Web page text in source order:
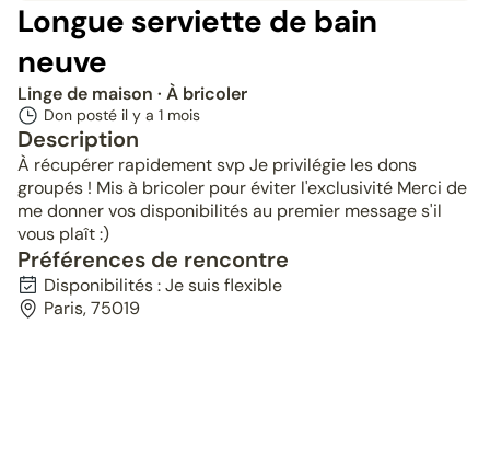
Longue serviette de bain
neuve
Linge de maison · À bricoler
Don posté il y a 1 mois
Description
À récupérer rapidement svp Je privilégie les dons
groupés ! Mis à bricoler pour éviter l'exclusivité Merci de
me donner vos disponibilités au premier message s'il
vous plaît :)
Préférences de rencontre
Disponibilités : Je suis flexible
Paris, 75019